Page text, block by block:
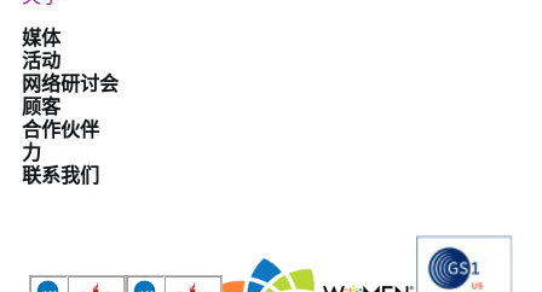
媒体
活动
网络研讨会
顾客
合作伙伴
力
联系我们